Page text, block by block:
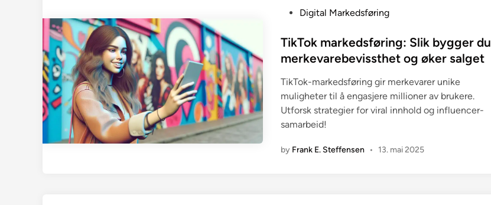
s
t
d
i
n
Digital Markedsføring
TikTok markedsføring: Slik bygger du
merkevarebevissthet og øker salget
TikTok-markedsføring gir merkevarer unike
muligheter til å engasjere millioner av brukere.
Utforsk strategier for viral innhold og influencer-
samarbeid!
by Frank E. Steffensen • 13. mai 2025